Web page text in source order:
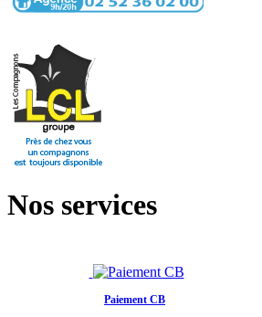
Nos services
Paiement CB